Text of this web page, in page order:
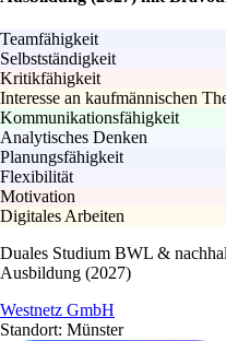
Teamfähigkeit
Selbstständigkeit
Kritikfähigkeit
Interesse an kaufmännischen
Kommunikationsfähigkeit
Analytisches Denken
Planungsfähigkeit
Flexibilität
Motivation
Digitales Arbeiten
Duales Studium BWL &
Ausbildung (2027)
Westnetz GmbH
Standort: Münster